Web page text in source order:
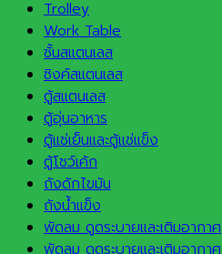
Trolley
Work Table
ชั้นสแตนเลส
ซิงค์สแตนเลส
ตู้สแตนเลส
ตู้อุ่นอาหาร
ตู้แช่เย็นและตู้แช่แข็ง
ตู้โชว์เค้ก
ถังดักไขมัน
ถังน้ำแข็ง
พัดลม ดูดระบายและเติมอากาศ
พัดลม ดูดระบายและเติมอากาศ